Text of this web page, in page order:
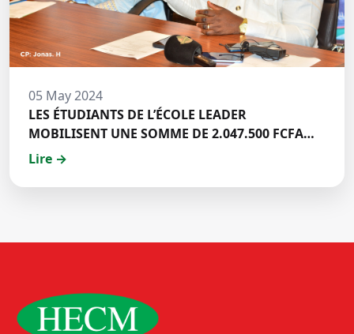
05 May 2024
LES ÉTUDIANTS DE L’ÉCOLE LEADER
MOBILISENT UNE SOMME DE 2.047.500 FCFA
POUR LE FONDS ZÉRO PALU:DISCOURS DE M.
DE HECM
Lire →